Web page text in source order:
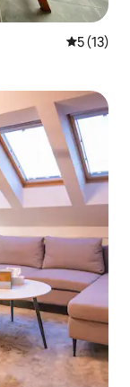
Vidutinis
5 (13)